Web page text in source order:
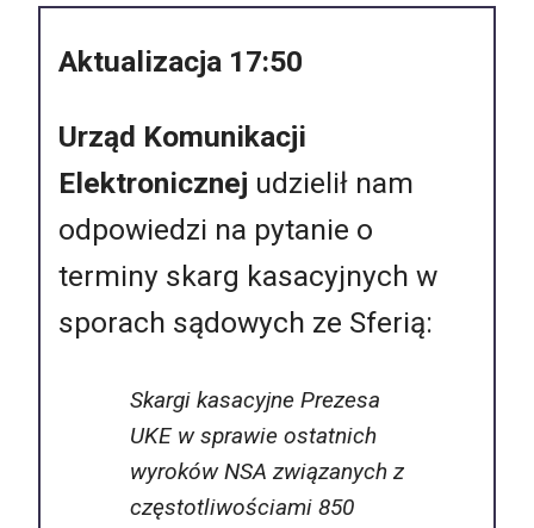
Aktualizacja 17:50
Urząd Komunikacji
Elektronicznej udzielił nam
odpowiedzi na pytanie o
terminy skarg kasacyjnych w
sporach sądowych ze Sferią:
Skargi kasacyjne Prezesa
UKE w sprawie ostatnich
wyroków NSA związanych z
częstotliwościami 850